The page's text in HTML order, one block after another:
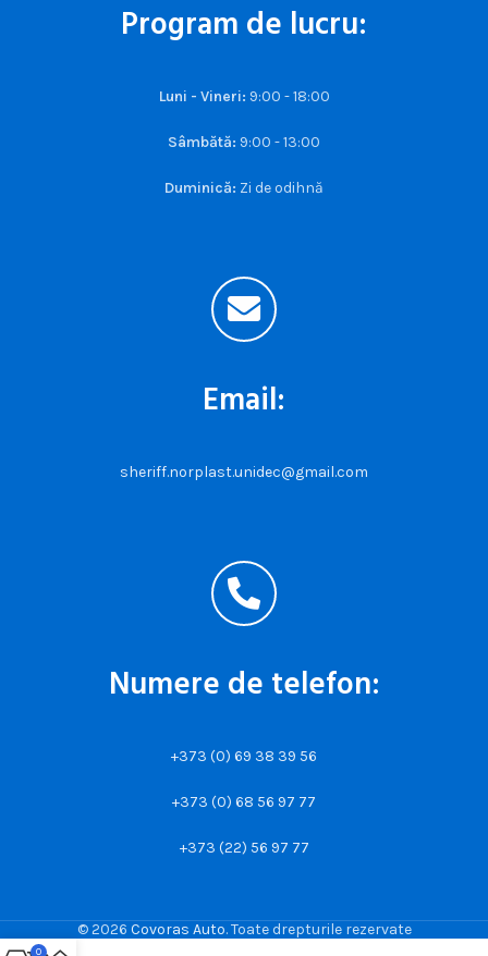
Program de lucru:
Luni - Vineri: 9:00 - 18:00
Sâmbătă: 9:00 - 13:00
Duminică: Zi de odihnă
Email:
sheriff.norplast.unidec@gmail.com
Numere de telefon:
+373 (0) 69 38 39 56
+373 (0) 68 56 97 77
+373 (22) 56 97 77
© 2026 Covoras Auto. Toate drepturile rezervate
0